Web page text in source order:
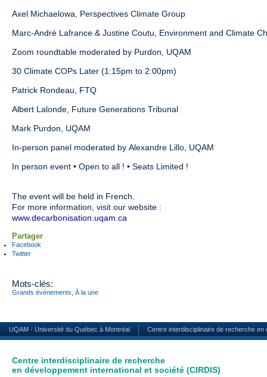
Axel Michaelowa, Perspectives Climate Group
Marc-André Lafrance & Justine Coutu, Environment and Climate
Zoom roundtable moderated by Purdon, UQAM
30 Climate COPs Later (1:15pm to 2:00pm)
Patrick Rondeau, FTQ
Albert Lalonde, Future Generations Tribunal
Mark Purdon, UQAM
In-person panel moderated by Alexandre Lillo, UQAM
In person event • Open to all ! • Seats Limited !
The event will be held in French.
For more information, visit our website :
www.decarbonisation.uqam.ca
Partager
Facebook
Twitter
Mots-clés:
Grands événements, À la une
UQAM - Université du Québec à Montréal Centre interdisciplinaire de recherche
Centre interdisciplinaire de recherche
en développement international et société (CIRDIS)